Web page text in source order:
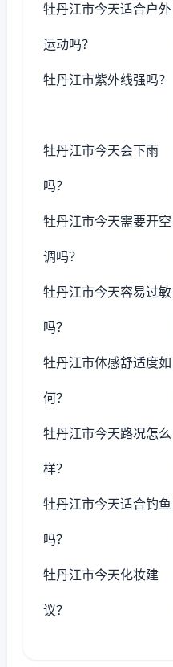
牡丹江市今天适合户外
运动吗？
牡丹江市紫外线强吗？
牡丹江市今天会下雨
吗？
牡丹江市今天需要开空
调吗？
牡丹江市今天容易过敏
吗？
牡丹江市体感舒适度如
何？
牡丹江市今天路况怎么
样？
牡丹江市今天适合钓鱼
吗？
牡丹江市今天化妆建
议？